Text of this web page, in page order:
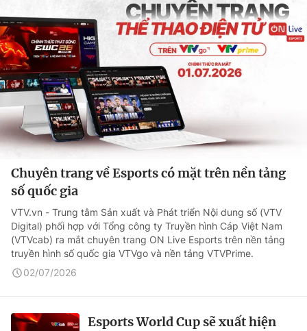
Chuyên trang về Esports có mặt trên nền tảng
số quốc gia
VTV.vn - Trung tâm Sản xuất và Phát triển Nội dung số (VTV
Digital) phối hợp với Tổng công ty Truyền hình Cáp Việt Nam
(VTVcab) ra mắt chuyên trang ON Live Esports trên nền tảng
truyền hình số quốc gia VTVgo và nền tảng VTVPrime.
02/07/2026
Esports World Cup sẽ xuất hiện